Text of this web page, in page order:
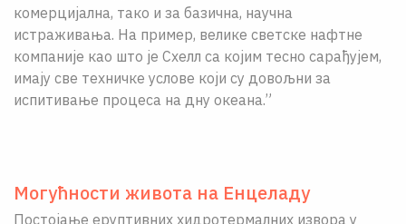
комерцијална, тако и за базична, научна
истраживања. На пример, велике светске нафтне
компаније као што је Схелл са којим тесно сарађујем,
имају све техничке услове који су довољни за
испитивање процеса на дну океана.”
Могућности живота на Енцеладу
Постојање еруптивних хидротермалних извора у